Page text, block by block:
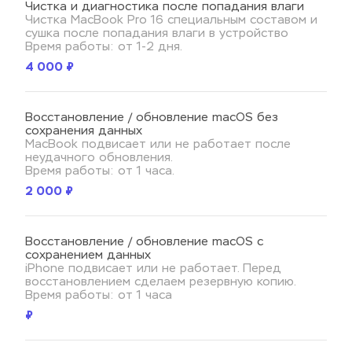
Чистка и диагностика после попадания влаги
Чистка MacBook Pro 16 специальным составом и
сушка после попадания влаги в устройство
Время работы: от 1-2 дня.
4 000 ₽
Восстановление / обновление macOS без
сохранения данных
MacBook подвисает или не работает после
неудачного обновления.
Время работы: от 1 часа.
2 000 ₽
Восстановление / обновление macOS с
сохранением данных
iPhone подвисает или не работает. Перед
восстановлением сделаем резервную копию.
Время работы: от 1 часа
₽